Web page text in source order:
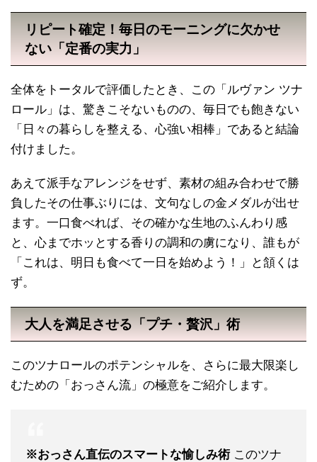
リピート確定！毎日のモーニングに欠かせ
ない「定番の実力」
全体をトータルで評価したとき、この「ルヴァン ツナ
ロール」は、驚きこそないものの、毎日でも飽きない
「日々の暮らしを整える、心強い相棒」であると結論
付けました。
あえて派手なアレンジをせず、素材の組み合わせで勝
負したその仕事ぶりには、文句なしの金メダルが出せ
ます。一口食べれば、その確かな生地のふんわり感
と、心までホッとする香りの調和の虜になり、誰もが
「これは、明日も食べて一日を始めよう！」と頷くは
ず。
大人を満足させる「プチ・贅沢」術
このツナロールのポテンシャルを、さらに最大限楽し
むための「おっさん流」の極意をご紹介します。
※おっさん直伝のスマートな愉しみ術このツナ